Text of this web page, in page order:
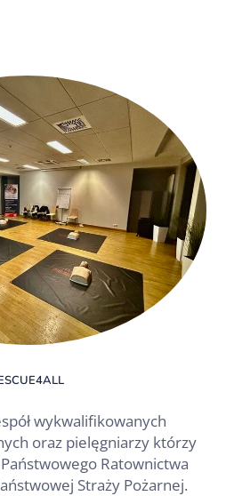
wykwalifikowanych
oraz pielęgniarzy którzy
Ratownictwa
Straży Pożarnej.